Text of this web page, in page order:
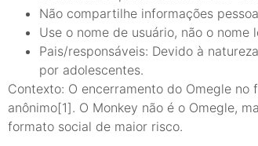
Não compartilhe informações
Use o nome de usuário, não o
Pais/responsáveis: Devido à
por adolescentes.
Contexto: O encerramento do Omegle
anônimo[1]. O Monkey não é o Omegle,
formato social de maior risco.